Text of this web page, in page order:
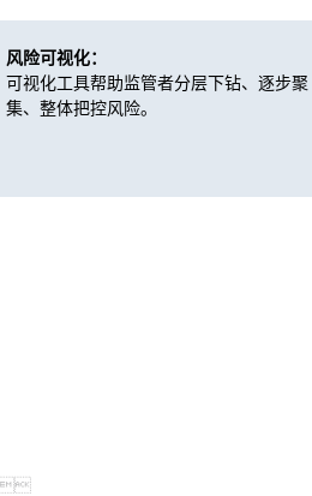
风险可视化：
可视化工具帮助监管者分层下钻、逐步聚
集、整体把控风险。